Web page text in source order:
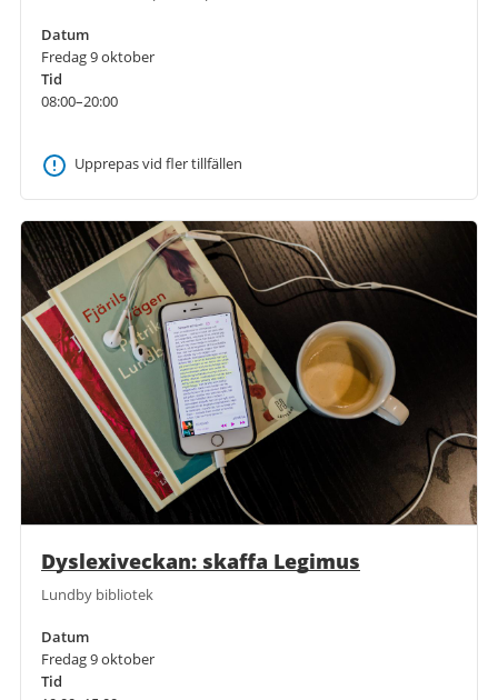
Datum
Fredag 9 oktober
Tid
08:00–20:00
Upprepas vid fler tillfällen
Dyslexiveckan: skaffa Legimus
Lundby bibliotek
Datum
Fredag 9 oktober
Tid